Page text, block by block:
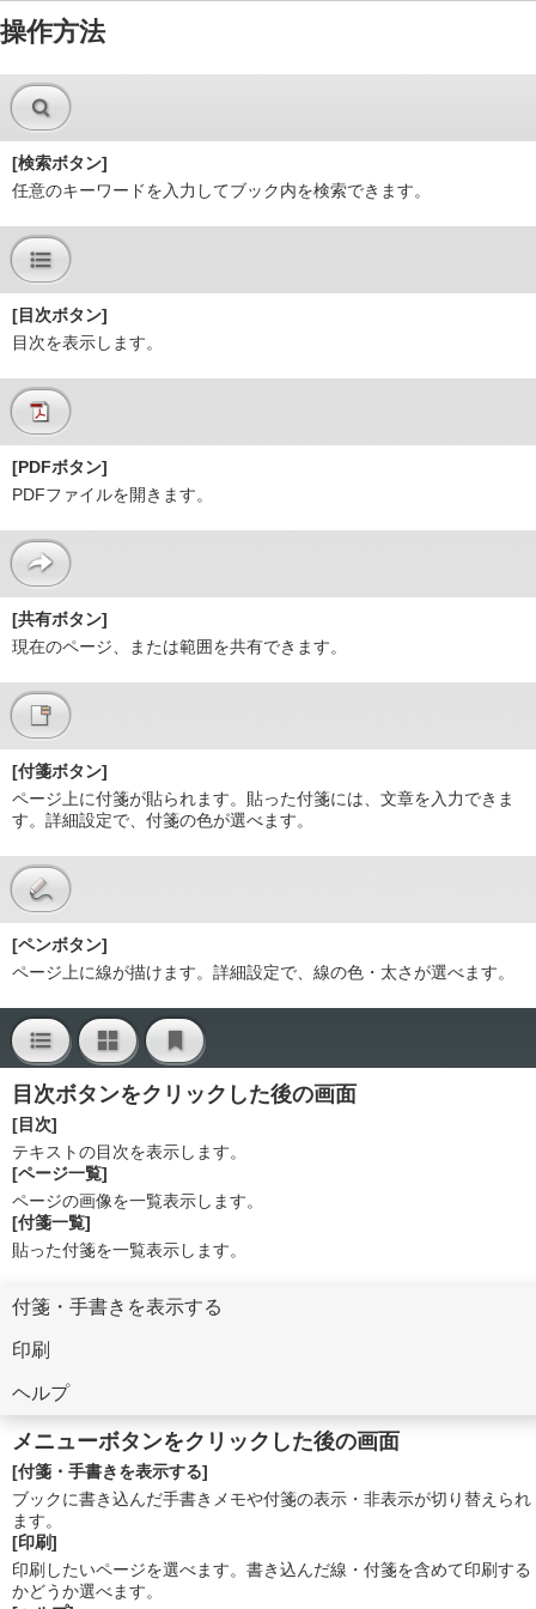
操作方法
[検索ボタン]
任意のキーワードを入力してブック内を検索できます。
[目次ボタン]
目次を表示します。
[PDFボタン]
PDFファイルを開きます。
[共有ボタン]
現在のページ、または範囲を共有できます。
[付箋ボタン]
ページ上に付箋が貼られます。貼った付箋には、文章を入力できま
す。詳細設定で、付箋の色が選べます。
[ペンボタン]
ページ上に線が描けます。詳細設定で、線の色・太さが選べます。
目次ボタンをクリックした後の画面
[目次]
テキストの目次を表示します。
[ページ一覧]
ページの画像を一覧表示します。
[付箋一覧]
貼った付箋を一覧表示します。
付箋・手書きを表示する
印刷
ヘルプ
メニューボタンをクリックした後の画面
[付箋・手書きを表示する]
ブックに書き込んだ手書きメモや付箋の表示・非表示が切り替えられ
ます。
[印刷]
印刷したいページを選べます。書き込んだ線・付箋を含めて印刷する
かどうか選べます。